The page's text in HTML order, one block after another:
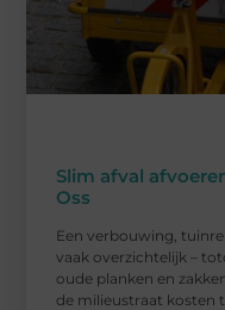
Slim afval
Oss
Een verbouwing,
vaak overzichtelijk –
oude planken en
de milieustraat kosten